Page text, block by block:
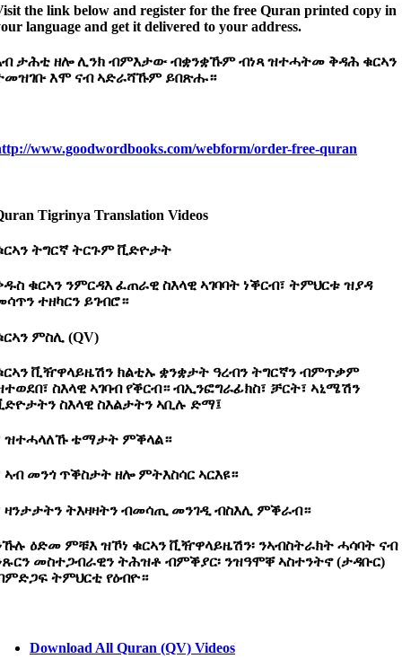
the link below and register for the free Quran printed copy in
language and get it delivered to your address.
ታሕቲ ዘሎሊንክ ብምእታውብቋንቋኹምብነጻዝተሓትመ ቅዳሕ ቁርኣን
እሞ ናብኣድራሻኹም ይበጽሑ።
www.goodwordbooks.com/webform/order-free-quran
Tigrinya Translation Videos
ትግርኛትርጉምቪድዮታት
ቁርኣን ንምርዳእ ፈጠራዊ ስእላዊ ኣገባባት ነቕርብ፣ ትምህርቱ ዝያዳ
ተዘካርን ይገብሮ።
ምስሊ (QV)
ቪዥዋላይዜሽን ክልቲኡ ቋንቋታት ዓረብን ትግርኛን ብምጥቃም
ስእላዊ ኣገባብ የቕርብ። ብኢንፎግራፊክስ፣ ቻርት፣ ኣኒሜሽን
ስእላዊ ስእልታትን ኣቢሉ ድማ፤
ዝተሓላለኹ ቴማታት ምቕላል።
ኣብ መንጎ ጥቕስታት ዘሎ ምትእስሳር ኣርእዩ።
ዛንታታትን ትእዛዛትን ብመሳጢ መንገዲ ብስእሊ ምቕራብ።
ዕድመ ምቹእ ዝኾነ ቁርኣን ቪዥዋላይዜሽን፡ ንኣብስትራክት ሓሳባት ናብ
መስተጋብራዊን ትሕዝቶ ብምቕያር፡ ንዝዓሞቐ ኣስተንትኖ (ታዳቡር)
ትምህርቲ የዕብዮ።
Download All Quran (QV) Videos